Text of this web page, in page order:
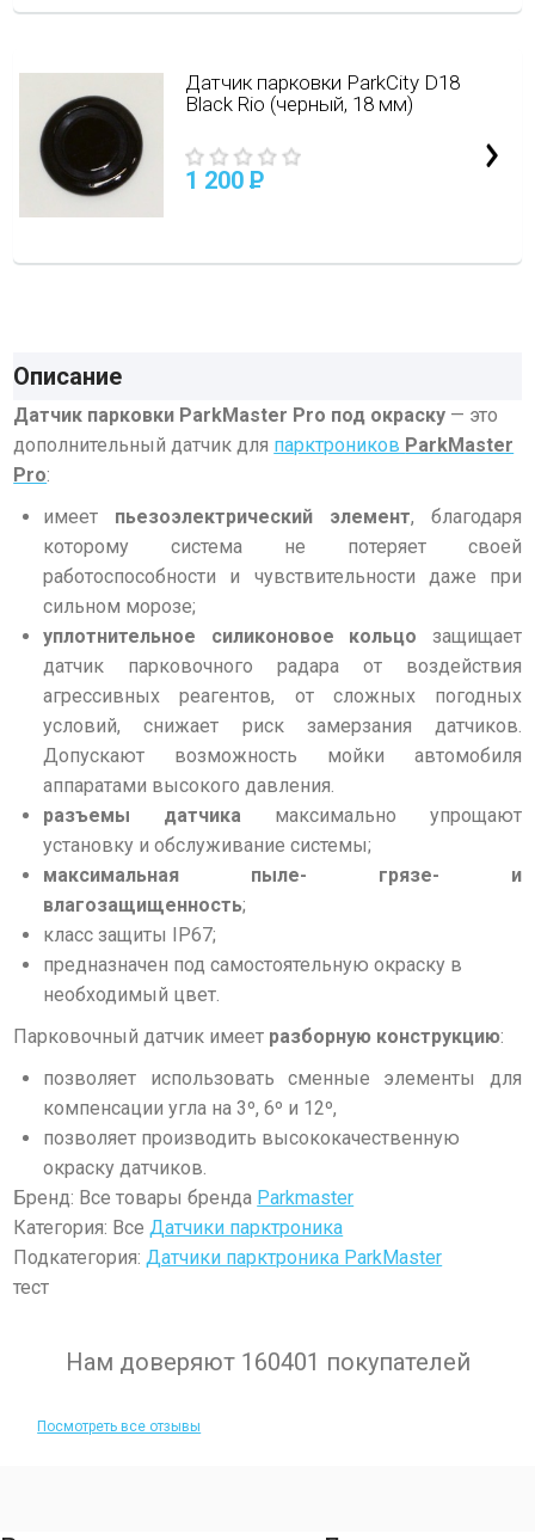
Датчик парковки ParkCity D18
Black Rio (черный, 18 мм)
1 200 P
Описание
Датчик парковки ParkMaster Pro под окраску — это
дополнительный датчик для парктроников ParkMaster
Pro:
имеет пьезоэлектрический элемент, благодаря
которому система не потеряет своей
работоспособности и чувствительности даже при
сильном морозе;
уплотнительное силиконовое кольцо защищает
датчик парковочного радара от воздействия
агрессивных реагентов, от сложных погодных
условий, снижает риск замерзания датчиков.
Допускают возможность мойки автомобиля
аппаратами высокого давления.
разъемы датчика максимально упрощают
установку и обслуживание системы;
максимальная пыле- грязе- и
влагозащищенность;
класс защиты IP67;
предназначен под самостоятельную окраску в
необходимый цвет.
Парковочный датчик имеет разборную конструкцию:
позволяет использовать сменные элементы для
компенсации угла на 3º, 6º и 12º,
позволяет производить высококачественную
окраску датчиков.
Бренд: Все товары бренда Parkmaster
Категория: ВсеДатчики парктроника
Подкатегория:Датчики парктроника ParkMaster
тест
Нам доверяют 160401 покупателей
Посмотреть все отзывы